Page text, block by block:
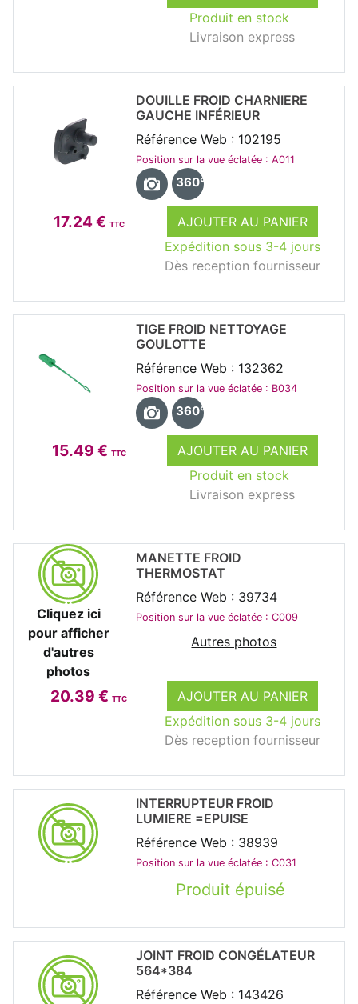
Produit en stock
Livraison express
17.24 € TTC
AJOUTER AU PANIER
Expédition sous 3-4 jours
Dès reception fournisseur
DOUILLE FROID CHARNIERE
GAUCHE INFÉRIEUR
Référence Web : 102195
Position sur la vue éclatée : A011
360°
15.49 € TTC
AJOUTER AU PANIER
Produit en stock
Livraison express
TIGE FROID NETTOYAGE
GOULOTTE
Référence Web : 132362
Position sur la vue éclatée : B034
360°
Cliquez ici
pour afficher
d'autres
photos
20.39 € TTC
AJOUTER AU PANIER
Expédition sous 3-4 jours
Dès reception fournisseur
MANETTE FROID
THERMOSTAT
Référence Web : 39734
Position sur la vue éclatée : C009
Autres photos
Produit épuisé
INTERRUPTEUR FROID
LUMIERE =EPUISE
Référence Web : 38939
Position sur la vue éclatée : C031
JOINT FROID CONGÉLATEUR
564*384
Référence Web : 143426